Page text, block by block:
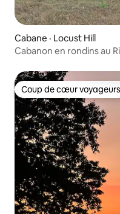
Cabane · Locust Hill
Cabanon en rondins au
Coup de cœur voyageurs
Coup de cœur voyageurs